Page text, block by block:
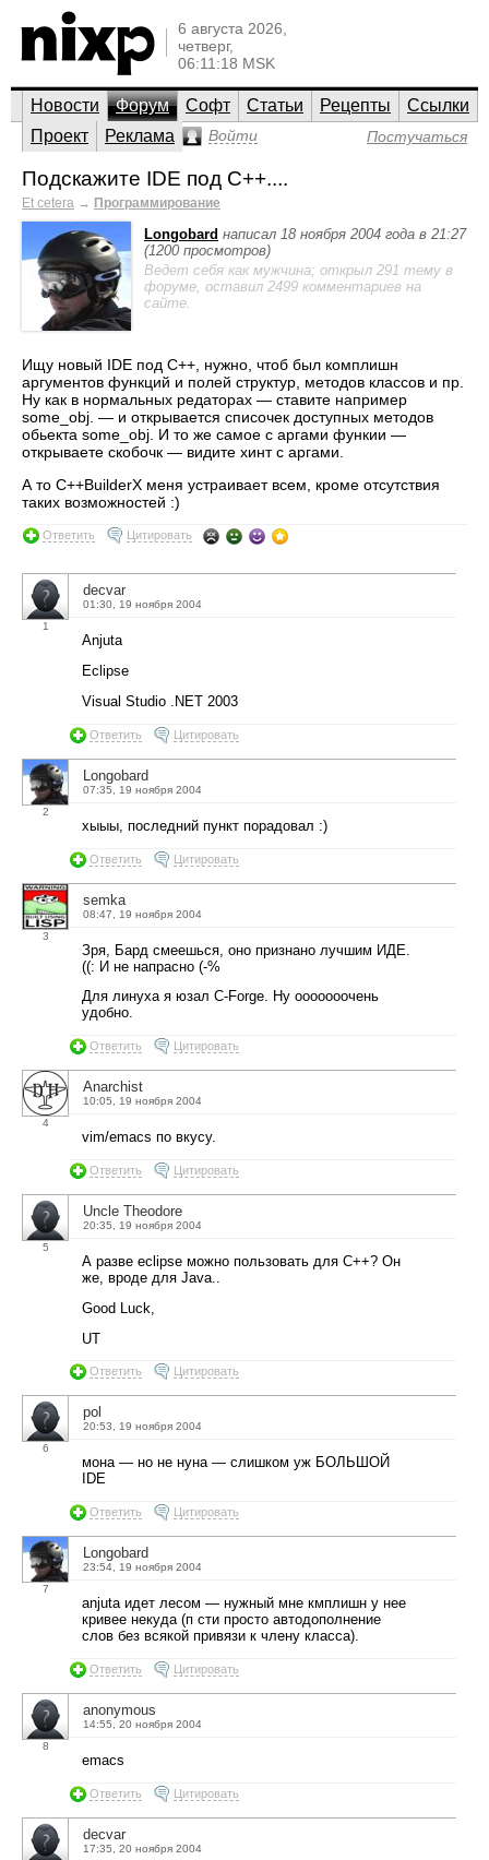
6 августа 2026,
четверг,
06:11:18 MSK
Новости Форум Софт Статьи Рецепты
Ссылки
Проект
Реклама Войти Постучаться
Подскажите IDE под С++....
Et cetera → Программирование
Longobard написал 18 ноября 2004 года в 21:27
(1200 просмотров)
Ведет себя как мужчина; открыл 291 тему в
форуме, оставил 2499 комментариев на
сайте.
Ищу новый IDE под С++, нужно, чтоб был комплишн
аргументов функций и полей структур, методов классов и пр.
Ну как в нормальных редаторах — ставите например
some_obj. — и открывается списочек доступных методов
обьекта some_obj. И то же самое с аргами функии —
открываете скобочк — видите хинт с аргами.
А то C++BuilderX меня устраивает всем, кроме отсутствия
таких возможностей :)
Ответить Цитировать
1
decvar
01:30, 19 ноября 2004
Anjuta
Eclipse
Visual Studio .NET 2003
Ответить Цитировать
2
Longobard
07:35, 19 ноября 2004
хыыы, последний пункт порадовал :)
Ответить Цитировать
3
semka
08:47, 19 ноября 2004
Зря, Бард смеешься, оно признано лучшим ИДЕ.
((: И не напрасно (-%
Для линуха я юзал C-Forge. Ну ооооооочень
удобно.
Ответить Цитировать
4
Anarchist
10:05, 19 ноября 2004
vim/emacs по вкусу.
Ответить Цитировать
5
Uncle Theodore
20:35, 19 ноября 2004
А разве eclipse можно пользовать для C++? Он
же, вроде для Java..
Good Luck,
UT
Ответить Цитировать
6
pol
20:53, 19 ноября 2004
мона — но не нуна — слишком уж БОЛЬШОЙ
IDE
Ответить Цитировать
7
Longobard
23:54, 19 ноября 2004
anjuta идет лесом — нужный мне кмплишн у нее
кривее некуда (п сти просто автодополнение
слов без всякой привязи к члену класса).
Ответить Цитировать
8
anonymous
14:55, 20 ноября 2004
emacs
Ответить Цитировать
decvar
17:35, 20 ноября 2004